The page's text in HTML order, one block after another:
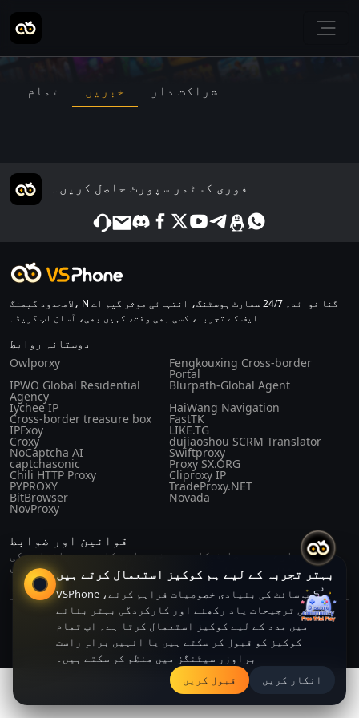
تمام خبریں شراکت دار
بہتر تجربہ کے لیے ہم کوکیز استعمال کرتے ہیں
VSPhone ویب سائٹ کی بنیادی خصوصیات فراہم کرنے،
آپ کی ترجیحات یاد رکھنے اور کارکردگی بہتر بنانے
میں مدد کے لیے کوکیز استعمال کرتا ہے۔ آپ تمام
کوکیز کو قبول کر سکتے ہیں یا انہیں براہِ راست
براوزر سیٹنگز میں منظم کر سکتے ہیں۔
قبول کریں
انکار کریں
فوری کسٹمر سپورٹ حاصل کریں۔
لامحدود گیمنگ، N گنا فوائد۔ 24/7 سمارٹ ہوسٹنگ، انتہائی موثر گیم اے
ایف کے تجربہ، کسی بھی وقت، کہیں بھی، آسان اپ گریڈ۔
دوستانہ روابط
Owlporxy
Fengkouxing Cross-border
Portal
IPWO Global Residential
Agency
Blurpath-Global Agent
Iychee IP
HaiWang Navigation
Cross-border treasure box FastTK
IPFxoy LIKE.TG
Croxy dujiaoshou SCRM Translator
NoCaptcha AI Swiftproxy
captchasonic Proxy SX.ORG
Chili HTTP Proxy Cliproxy IP
PYPROXY TradeProxy.NET
BitBrowser Novada
NovProxy
قوانین اور ضوابط
رازداری کی
پالیسی
خریداری کا صارف کا ہمارے بارے
Copyright© 2024-2026 CLOUDFORGE SOLUTIONS PTE.LTD. All right
reserved. All right reserved.